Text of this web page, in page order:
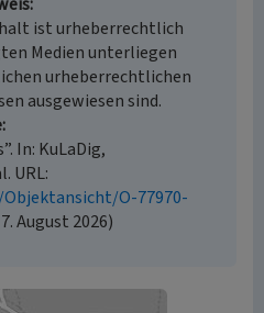
ist urheberrechtlich
Medien unterliegen
urheberrechtlichen
ausgewiesen sind.
In: KuLaDig,
URL:
O-77970-
August 2026)